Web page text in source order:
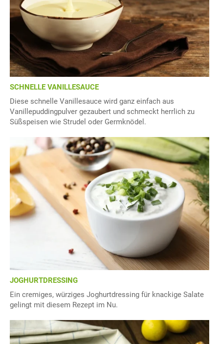
SCHNELLE VANILLESAUCE
Diese schnelle Vanillesauce wird ganz einfach aus
Vanillepuddingpulver gezaubert und schmeckt herrlich zu
Süßspeisen wie Strudel oder Germknödel.
JOGHURTDRESSING
Ein cremiges, würziges Joghurtdressing für knackige Salate
gelingt mit diesem Rezept im Nu.